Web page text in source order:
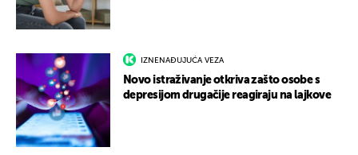
IZNENAĐUJUĆA VEZA
Novo istraživanje otkriva zašto osobe s
depresijom drugačije reagiraju na lajkove